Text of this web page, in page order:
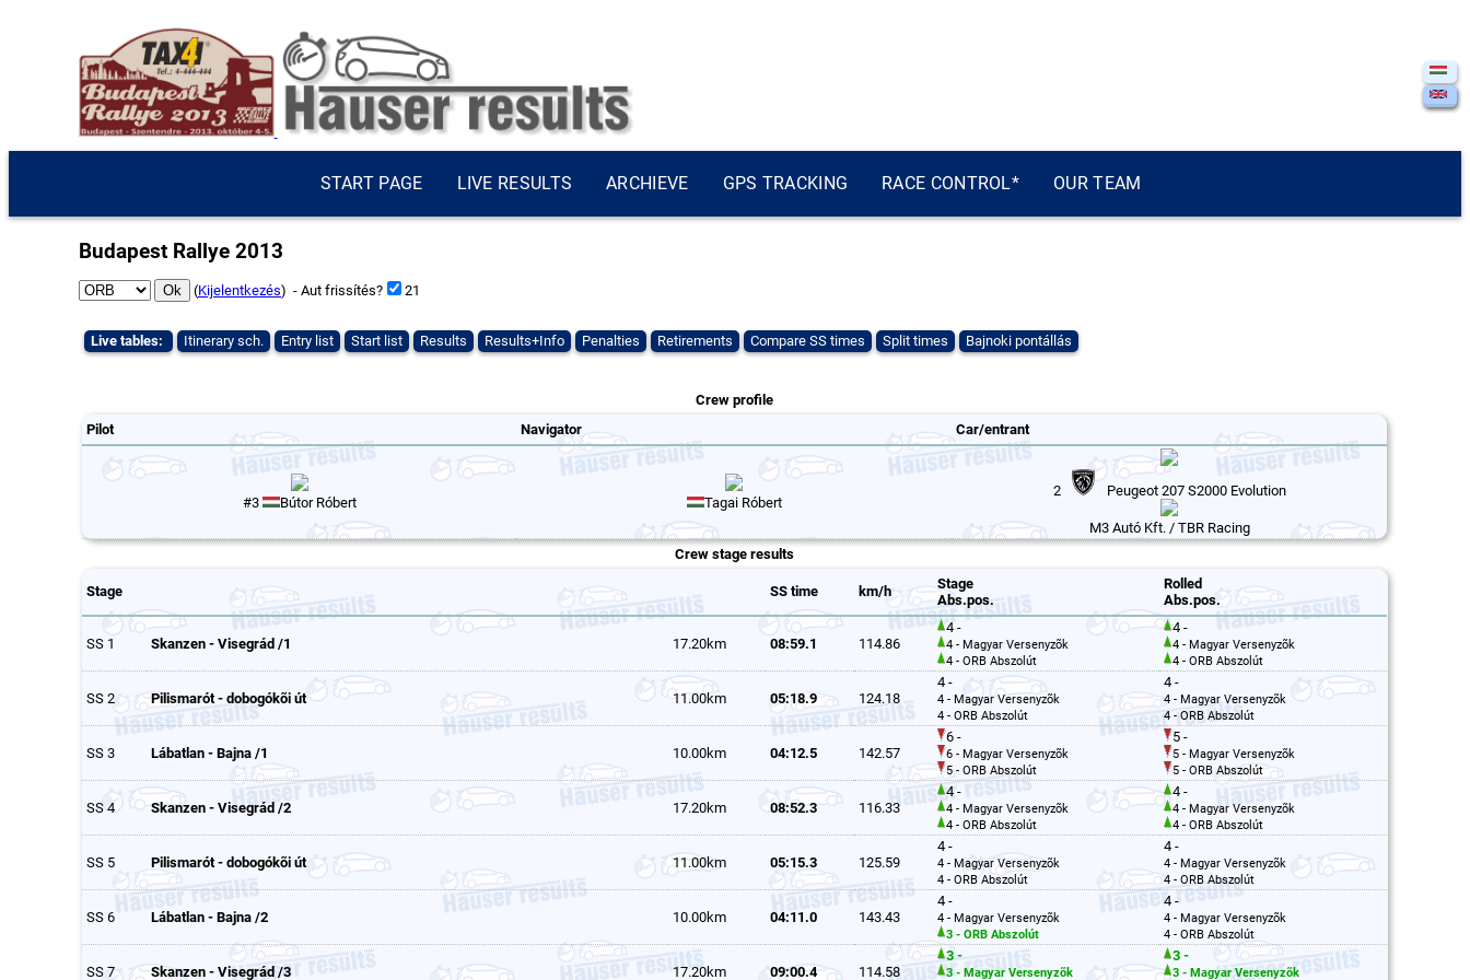
START PAGE LIVE RESULTS ARCHIEVE GPS TRACKING RACE CONTROL* OUR TEAM
Budapest Rallye 2013
(Kijelentkezés) - Aut frissítés? 21
Live tables: Itinerary sch. Entry list Start list Results Results+Info Penalties Retirements Compare SS times Split times Bajnoki pontállás
Crew profile
Pilot
Navigator Car/entrant
#3 Bútor Róbert Tagai Róbert
2 Peugeot 207 S2000 Evolution
M3 Autó Kft. / TBR Racing
Crew stage results
Stage SS time km/h
Stage
Abs.pos.
Rolled
Abs.pos.
SS 1 Skanzen - Visegrád /1 17.20km 08:59.1 114.86
4 -
4 - Magyar Versenyzõk
4 - ORB Abszolút
4 -
4 - Magyar Versenyzõk
4 - ORB Abszolút
SS 2 Pilismarót - dobogókõi út 11.00km 05:18.9 124.18
4 -
4 - Magyar Versenyzõk
4 - ORB Abszolút
4 -
4 - Magyar Versenyzõk
4 - ORB Abszolút
SS 3 Lábatlan - Bajna /1 10.00km 04:12.5 142.57
6 -
6 - Magyar Versenyzõk
5 - ORB Abszolút
5 -
5 - Magyar Versenyzõk
5 - ORB Abszolút
SS 4 Skanzen - Visegrád /2 17.20km 08:52.3 116.33
4 -
4 - Magyar Versenyzõk
4 - ORB Abszolút
4 -
4 - Magyar Versenyzõk
4 - ORB Abszolút
SS 5 Pilismarót - dobogókõi út 11.00km 05:15.3 125.59
4 -
4 - Magyar Versenyzõk
4 - ORB Abszolút
4 -
4 - Magyar Versenyzõk
4 - ORB Abszolút
SS 6 Lábatlan - Bajna /2 10.00km 04:11.0 143.43
4 -
4 - Magyar Versenyzõk
3 - ORB Abszolút
4 -
4 - Magyar Versenyzõk
4 - ORB Abszolút
SS 7 Skanzen - Visegrád /3 17.20km 09:00.4 114.58
3 -
3 - Magyar Versenyzõk
3 -
3 - Magyar Versenyzõk